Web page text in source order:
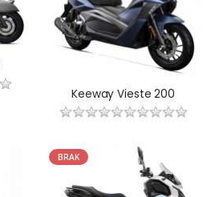
Keeway Vieste 200
BRAK